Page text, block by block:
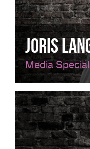
Joris
Media